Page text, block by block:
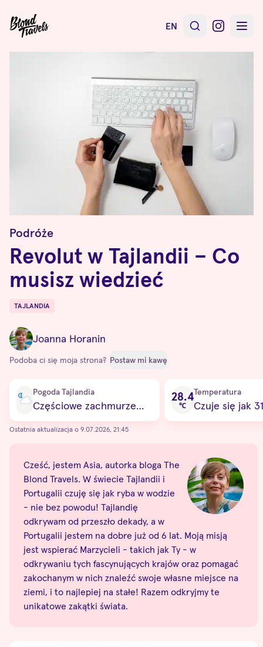
EN
Podróże
Revolut w Tajlandii – Co
musisz wiedzieć
Destinations
TAJLANDIA
Joanna Horanin
Podoba ci się moja strona? Postaw mi kawę
Pogoda Tajlandia
Częściowe zachmurzenie
28.4
℃
Temperatura
Czuje się jak
Ostatnia aktualizacja o 9.07.2026, 21:45
Cześć, jestem Asia, autorka bloga The
Blond Travels. W świecie Tajlandii i
Portugalii czuję się jak ryba w wodzie
- nie bez powodu! Tajlandię
odkrywam od przeszło dekady, a w
Portugalii jestem na dobre już od 6 lat. Moją misją
jest wspierać Marzycieli - takich jak Ty - w
odkrywaniu tych fascynujących krajów oraz pomagać
zakochanym w nich znaleźć swoje własne miejsce na
ziemi, i to najlepiej na stałe! Razem odkryjmy te
unikatowe zakątki świata.